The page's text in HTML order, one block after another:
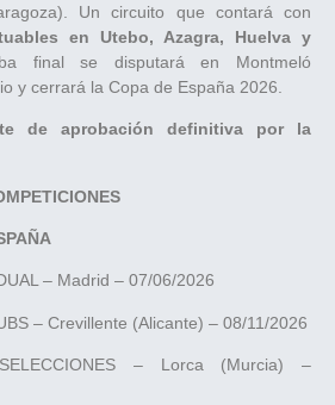
Un circuito que contará con
en Utebo, Azagra, Huelva y
final se disputará en Montmeló
y cerrará la Copa de España 2026.
de aprobación definitiva por la
– Madrid – 07/06/2026
– Crevillente (Alicante) – 08/11/2026
– Lorca (Murcia) –